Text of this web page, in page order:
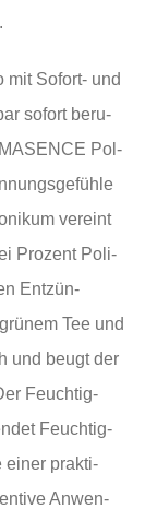
mit Sofort- und
sofort beru­
Pol­
ver­eint
Pro­zent Poli­
Ent­zün­
Tee und
und beugt der
Feuch­tig­
Feuch­tig­
einer prak­ti­
Anwen­